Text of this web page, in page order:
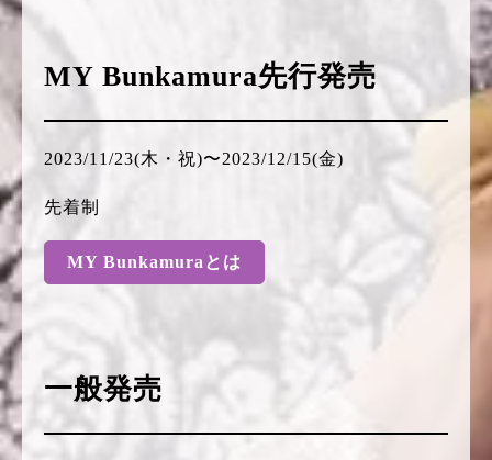
MY Bunkamura先行発売
2023/11/23(木・祝)〜2023/12/15(金)
先着制
MY Bunkamuraとは
一般発売